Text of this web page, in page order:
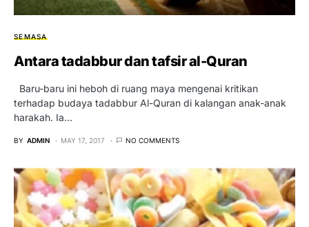
SEMASA
Antara tadabbur dan tafsir al-Quran
Baru-baru ini heboh di ruang maya mengenai kritikan
terhadap budaya tadabbur Al-Quran di kalangan anak-anak
harakah. Ia…
BY ADMIN MAY 17, 2017 NO COMMENTS